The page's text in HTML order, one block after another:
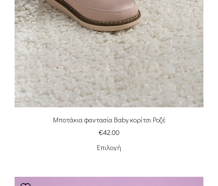
Μποτάκια φαντασία Baby κορίτσι Ροζέ
€42.00
Επιλογή